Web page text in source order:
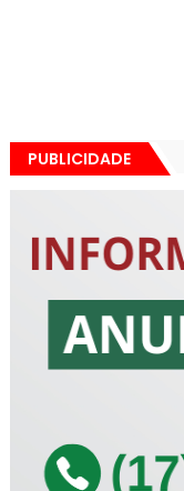
PUBLICIDADE